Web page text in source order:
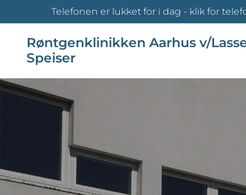
Telefonen er lukket for i dag - klik for
Røntgenklinikken Aarhus v/
Speiser